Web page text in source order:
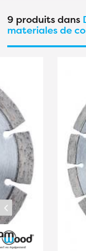
9 produits dans
materiales de